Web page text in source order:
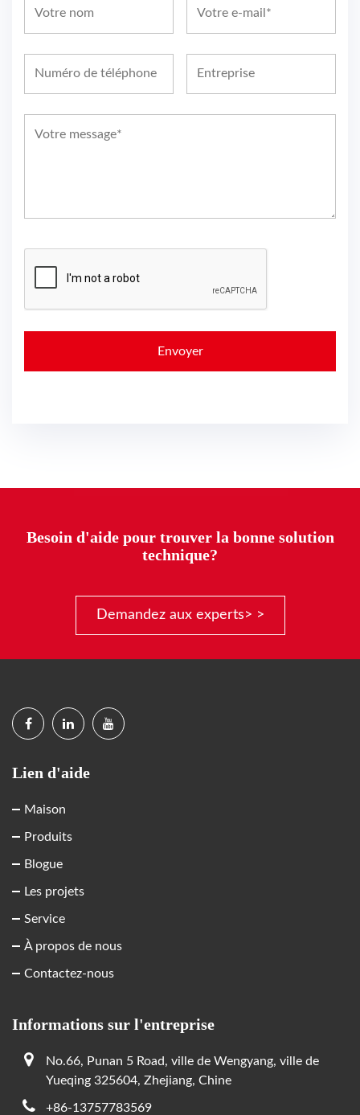
Besoin d'aide pour trouver la bonne solution
technique?
Demandez aux experts> >
Lien d'aide
Maison
Produits
Blogue
Les projets
Service
À propos de nous
Contactez-nous
Informations sur l'entreprise
No.66, Punan 5 Road, ville de Wengyang, ville de
Yueqing 325604, Zhejiang, Chine
+86-13757783569